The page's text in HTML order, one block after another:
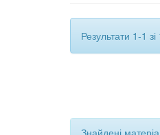
Результати 1-1 зі
Знайдені